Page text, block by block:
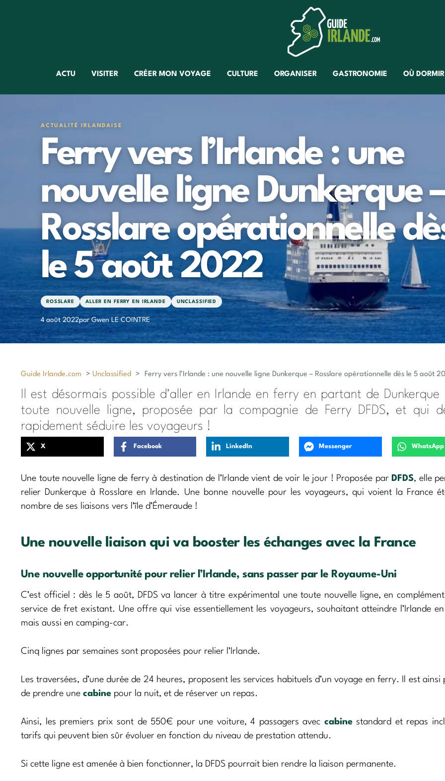
ACTU VISITER CRÉER MON VOYAGE CULTURE ORGANISER GASTRONOMIE OÙ DORMIR
ACTUALITÉ IRLANDAISE
Ferry vers l’Irlande : une
nouvelle ligne Dunkerque –
Rosslare opérationnelle
le 5 août 2022
ROSSLARE ALLER EN FERRY EN IRLANDE UNCLASSIFIED
4 août 2022par Gwen LE COINTRE
Guide Irlande.com > Unclassified > Ferry vers l’Irlande : une nouvelle ligne Dunkerque – Rosslare opérationnelle dès le 5 août
Il est désormais possible d'aller en Irlande en ferry en partant de Dunkerque
toute nouvelle ligne, proposée par la compagnie de Ferry DFDS, et qui
rapidement séduire les voyageurs !
X Facebook LinkedIn Messenger WhatsApp
Une toute nouvelle ligne de ferry à destination de l’Irlande vient de voir le jour ! Proposée par DFDS, elle
relier Dunkerque à Rosslare en Irlande. Une bonne nouvelle pour les voyageurs, qui voient la France
nombre de ses liaisons vers l’île d’Émeraude !
Une nouvelle liaison qui va booster les échanges avec la France
Une nouvelle opportunité pour relier l’Irlande, sans passer par le Royaume-Uni
C’est officiel : dès le 5 août, DFDS va lancer à titre expérimental une toute nouvelle ligne, en
service de fret existant. Une offre qui vise essentiellement les voyageurs, souhaitant atteindre l’Irlande
mais aussi en camping-car.
Cinq lignes par semaines sont proposées pour relier l’Irlande.
Les traversées, d’une durée de 24 heures, proposent les services habituels d’un voyage en ferry. Il est ainsi
de prendre une cabine pour la nuit, et de réserver un repas.
Ainsi, les premiers prix sont de 550€ pour une voiture, 4 passagers avec cabinestandard et repas
tarifs qui peuvent bien sûr évoluer en fonction du niveau de prestation attendu.
Si cette ligne est amenée à bien fonctionner, la DFDS pourrait bien rendre la liaison permanente.